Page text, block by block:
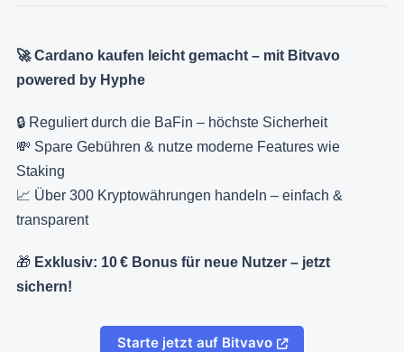
🚀 Cardano kaufen leicht gemacht – mit Bitvavo
powered by Hyphe
🔒 Reguliert durch die BaFin – höchste Sicherheit
💸 Spare Gebühren & nutze moderne Features wie
Staking
📈 Über 300 Kryptowährungen handeln – einfach &
transparent
🎁 Exklusiv: 10 € Bonus für neue Nutzer – jetzt
sichern!
Starte jetzt auf Bitvavo